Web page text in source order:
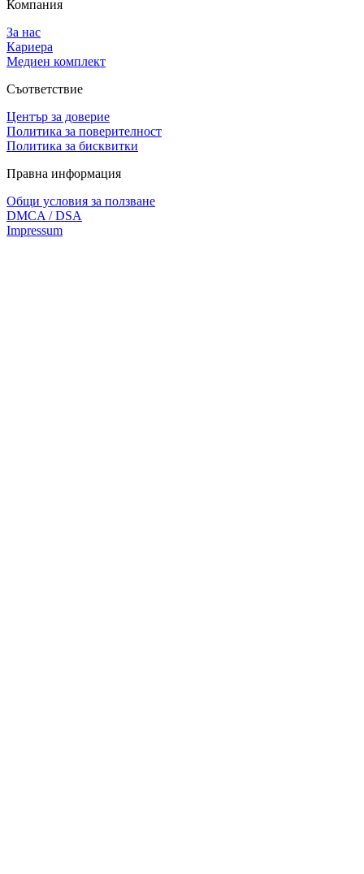
Компания
За нас
Кариера
Медиен комплект
Съответствие
Център за доверие
Политика за поверителност
Политика за бисквитки
Правна информация
Общи условия за ползване
DMCA / DSA
Impressum